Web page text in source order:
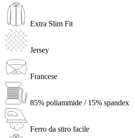
Extra Slim Fit
Jersey
Francese
85% poliammide / 15% spandex
Ferro da stiro facile